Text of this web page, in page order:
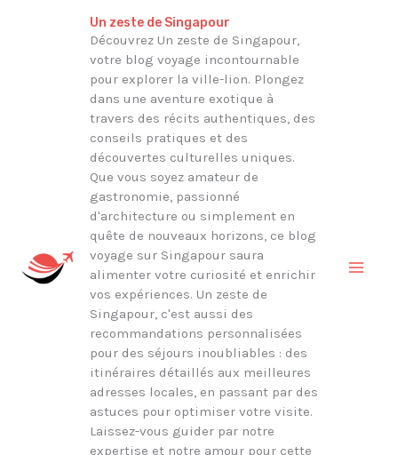
Un zeste de Singapour
Découvrez Un zeste de Singapour,
votre blog voyage incontournable
pour explorer la ville-lion. Plongez
dans une aventure exotique à
travers des récits authentiques, des
conseils pratiques et des
découvertes culturelles uniques.
Que vous soyez amateur de
gastronomie, passionné
d'architecture ou simplement en
quête de nouveaux horizons, ce blog
voyage sur Singapour saura
alimenter votre curiosité et enrichir
vos expériences. Un zeste de
Singapour, c'est aussi des
recommandations personnalisées
pour des séjours inoubliables : des
itinéraires détaillés aux meilleures
adresses locales, en passant par des
astuces pour optimiser votre visite.
Laissez-vous guider par notre
expertise et notre amour pour cette
Rechercher